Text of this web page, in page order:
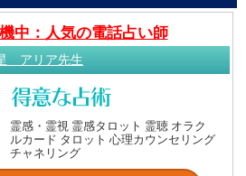
中：人気の電話占い師
アリア先生
霊感・霊視 霊感タロット 霊聴 オラク
ルカード タロット 心理カウンセリング
チャネリング